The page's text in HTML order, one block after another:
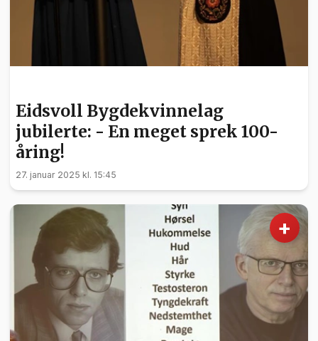
Eidsvoll Bygdekvinnelag
jubilerte: - En meget sprek 100-
åring!
27. januar 2025 kl. 15:45
+